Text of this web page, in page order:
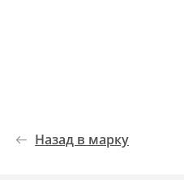
Назад в марку